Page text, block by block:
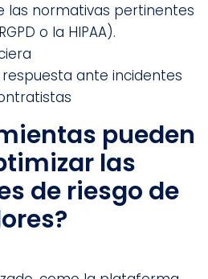
las normativas pertinentes
o la HIPAA).
ante incidentes
pueden
las
de riesgo de